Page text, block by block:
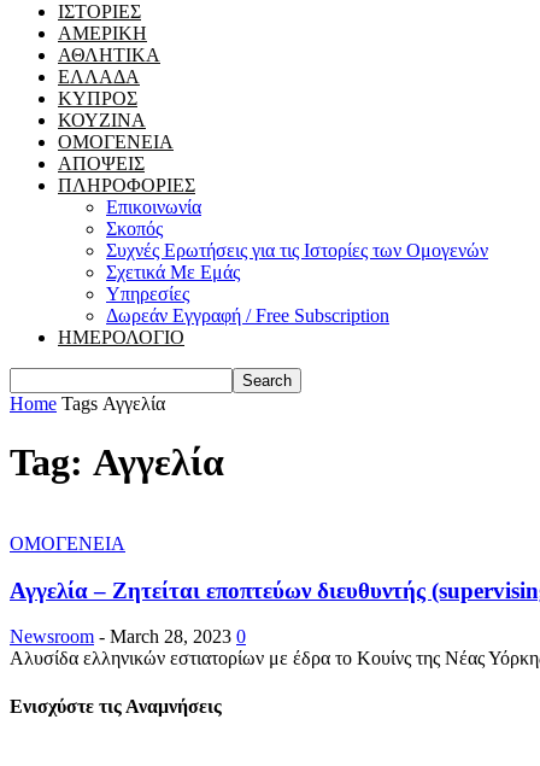
ΙΣΤΟΡΙΕΣ
ΑΜΕΡΙΚΗ
ΑΘΛΗΤΙΚΑ
ΕΛΛΑΔΑ
ΚΥΠΡΟΣ
ΚΟΥΖΙΝΑ
ΟΜΟΓΕΝΕΙΑ
ΑΠΟΨΕΙΣ
ΠΛΗΡΟΦΟΡΙΕΣ
Επικοινωνία
Σκοπός
Συχνές Ερωτήσεις για τις Ιστορίες των Ομογενών
Σχετικά Με Εμάς
Υπηρεσίες
Δωρεάν Εγγραφή / Free Subscription
ΗΜΕΡΟΛΟΓΙΟ
Home Tags Αγγελία
Tag: Αγγελία
ΟΜΟΓΕΝΕΙΑ
Αγγελία – Ζητείται εποπτεύων διευθυντής
Newsroom - March 28, 2023 0
Αλυσίδα ελληνικών εστιατορίων με έδρα το Κουίνς της Νέας
Ενισχύστε τις Αναμνήσεις